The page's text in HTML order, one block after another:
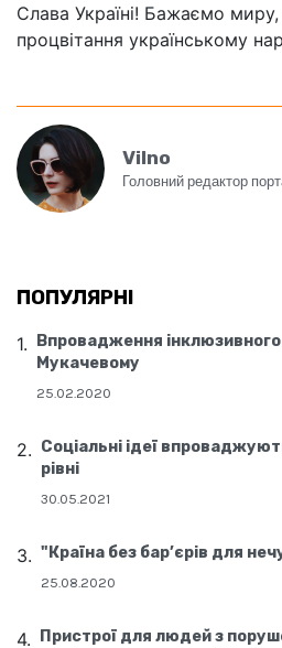
Слава Україні! Бажаємо миру,
процвітання українському
Vilno
Головний редактор
ПОПУЛЯРНІ
Впровадження
Мукачевому
25.02.2020
Соціальні ідеї
рівні
30.05.2021
"Країна без бар’єрів для
25.08.2020
Пристрої для людей з